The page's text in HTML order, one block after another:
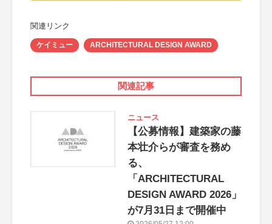
関連リンク
ケイミュー ARCHITECTURAL DESIGN AWARD
関連記事
ニュース
【公募情報】建築家の藤
本壮介らが審査を務め
る、
「ARCHITECTURAL
DESIGN AWARD 2026」
が7月31日まで開催中